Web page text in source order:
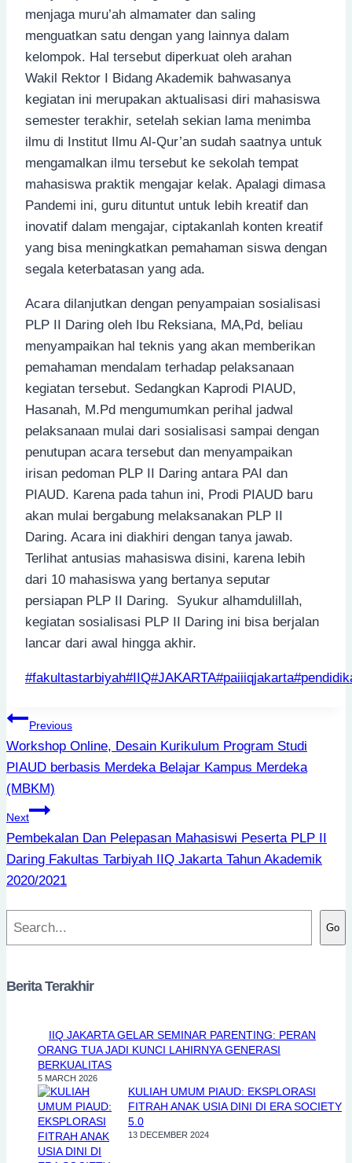
menjaga muru’ah almamater dan saling
menguatkan satu dengan yang lainnya dalam
kelompok. Hal tersebut diperkuat oleh arahan
Wakil Rektor I Bidang Akademik bahwasanya
kegiatan ini merupakan aktualisasi diri mahasiswa
semester terakhir, setelah sekian lama menimba
ilmu di Institut Ilmu Al-Qur’an sudah saatnya untuk
mengamalkan ilmu tersebut ke sekolah tempat
mahasiswa praktik mengajar kelak. Apalagi dimasa
Pandemi ini, guru dituntut untuk lebih kreatif dan
inovatif dalam mengajar, ciptakanlah konten kreatif
yang bisa meningkatkan pemahaman siswa dengan
segala keterbatasan yang ada.
Acara dilanjutkan dengan penyampaian sosialisasi
PLP II Daring oleh Ibu Reksiana, MA,Pd, beliau
menyampaikan hal teknis yang akan memberikan
pemahaman mendalam terhadap pelaksanaan
kegiatan tersebut. Sedangkan Kaprodi PIAUD,
Hasanah, M.Pd mengumumkan perihal jadwal
pelaksanaan mulai dari sosialisasi sampai dengan
penutupan acara tersebut dan menyampaikan
irisan pedoman PLP II Daring antara PAI dan
PIAUD. Karena pada tahun ini, Prodi PIAUD baru
akan mulai bergabung melaksanakan PLP II
Daring. Acara ini diakhiri dengan tanya jawab.
Terlihat antusias mahasiswa disini, karena lebih
dari 10 mahasiswa yang bertanya seputar
persiapan PLP II Daring. Syukur alhamdulillah,
kegiatan sosialisasi PLP II Daring ini bisa berjalan
lancar dari awal hingga akhir.
Post
#fakultastarbiyah#IIQ#JAKARTA#paiiiqjakarta#
Post
navigation
Previous
Workshop Online, Desain Kurikulum Program Studi
PIAUD berbasis Merdeka Belajar Kampus Merdeka
(MBKM)
Next
Pembekalan Dan Pelepasan Mahasiswi Peserta PLP II
Daring Fakultas Tarbiyah IIQ Jakarta Tahun Akademik
2020/2021
Search
Go
Berita Terakhir
IIQ JAKARTA GELAR SEMINAR PARENTING: PERAN
ORANG TUA JADI KUNCI LAHIRNYA GENERASI
BERKUALITAS
5 MARCH 2026
KULIAH UMUM PIAUD: EKSPLORASI
FITRAH ANAK USIA DINI DI ERA SOCIETY
5.0
13 DECEMBER 2024